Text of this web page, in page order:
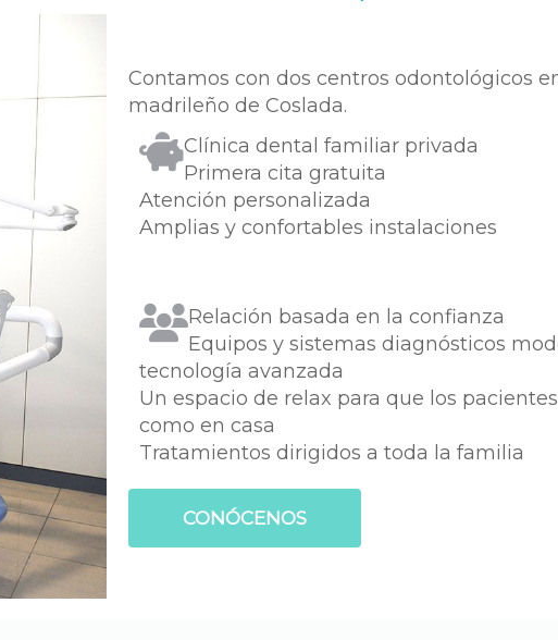
Contamos con dos centros odontológicos
madrileño de Coslada.
Clínica dental familiar privada
Primera cita gratuita
Atención personalizada
Amplias y confortables instalaciones
Relación basada en la confianza
Equipos y sistemas diagnósticos
tecnología avanzada
Un espacio de relax para que los
como en casa
Tratamientos dirigidos a toda la familia
CONÓCENOS